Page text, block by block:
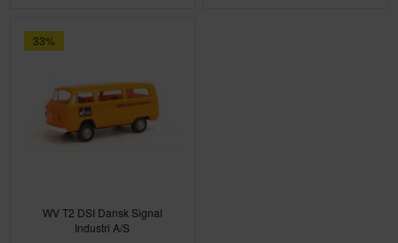
33%
WV T2 DSI Dansk Signal
Industri A/S